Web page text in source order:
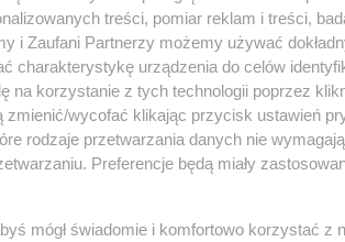
pojedynczej
treści, pomiar reklam i treści,
i Zaufani Partnerzy możemy używać
charakterystykę urządzenia do celów
korzystanie z tych technologii poprzez
zmienić/wycofać klikając przycisk ustawień
rodzaje przetwarzania danych nie
Preferencje będą miały
mógł świadomie i komfortowo korzystać z